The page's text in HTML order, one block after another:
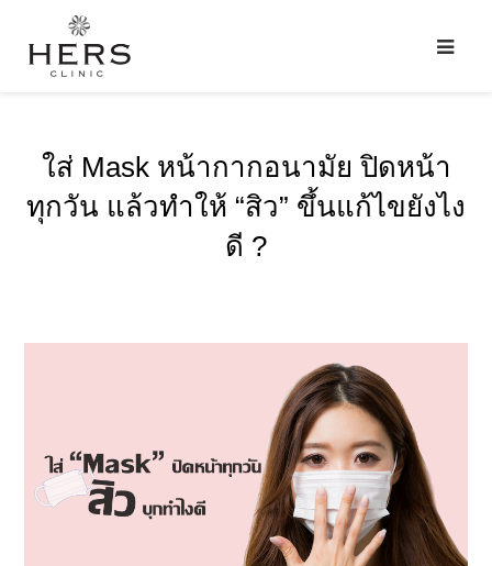
ใส่ Mask หน้ากากอนามัย ปิดหน้า
ทุกวัน แล้วทำให้ “สิว” ขึ้นแก้ไขยังไง
ดี ?